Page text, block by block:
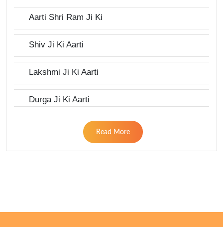
Aarti Shri Ram Ji Ki
Shiv Ji Ki Aarti
Lakshmi Ji Ki Aarti
Durga Ji Ki Aarti
Read More